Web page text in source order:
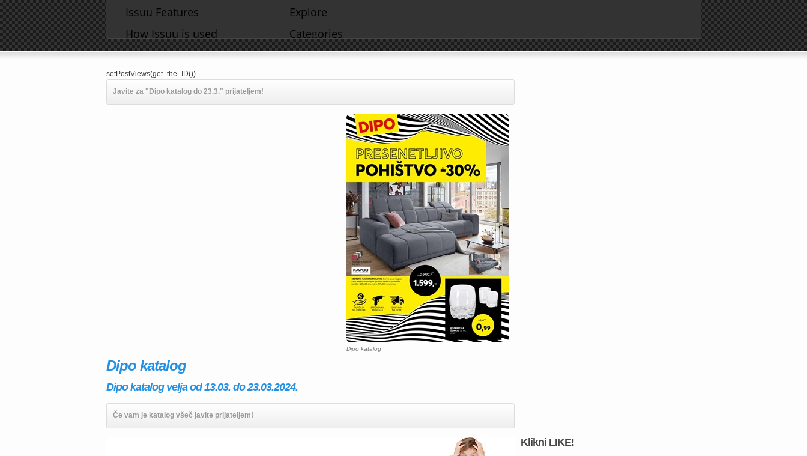
setPostViews(get_the_ID())
Javite za "Dipo katalog do 23.3." prijateljem!
Dipo katalog
Dipo katalog
Dipo katalog velja od 13.03. do 23.03.2024.
Če vam je katalog všeč javite prijateljem!
Klikni LIKE!